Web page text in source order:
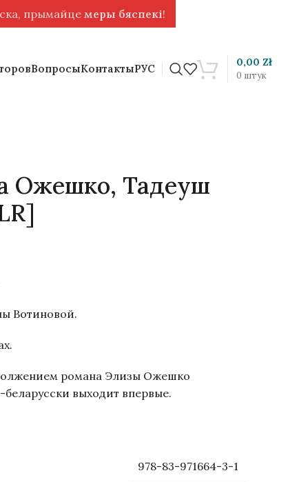
ВопросыКонтактыРУС
0 штук
0,00 Zł
Ожешко, Тадеуш
Вотиновой.
романа Элизы Ожешко
выходит впервые.
978-83-971664-3-1
прымайце меры бяспекі!